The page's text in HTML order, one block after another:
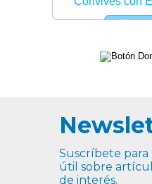
Suscríbete
útil sobre
de interés.